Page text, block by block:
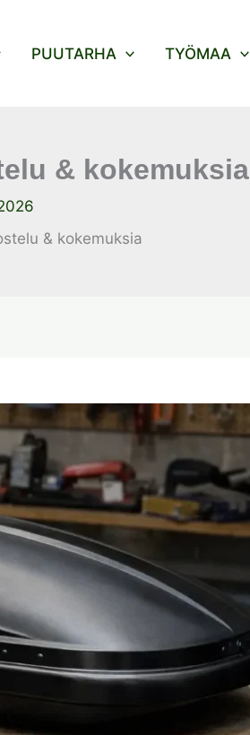
PUUTARHA TYÖMAA
& kokemuksia
& kokemuksia